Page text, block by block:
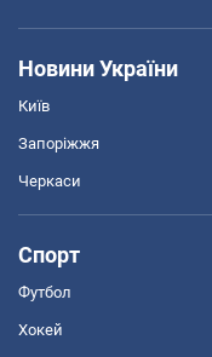
Новини України
Київ
Запоріжжя
Черкаси
Спорт
Футбол
Хокей